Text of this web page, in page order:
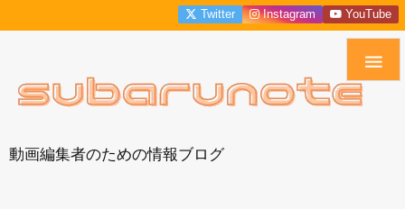
動画編集者のための情報ブログ

Twitter Instagram YouTube